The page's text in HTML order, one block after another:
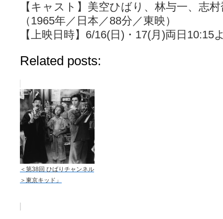
【キャスト】美空ひばり、林与一、志
（1965年／日本／88分／東映）
【上映日時】6/16(日)・17(月)両日10:15
Related posts:
＜第38回 ひばりチャンネル
＞東京キッド」